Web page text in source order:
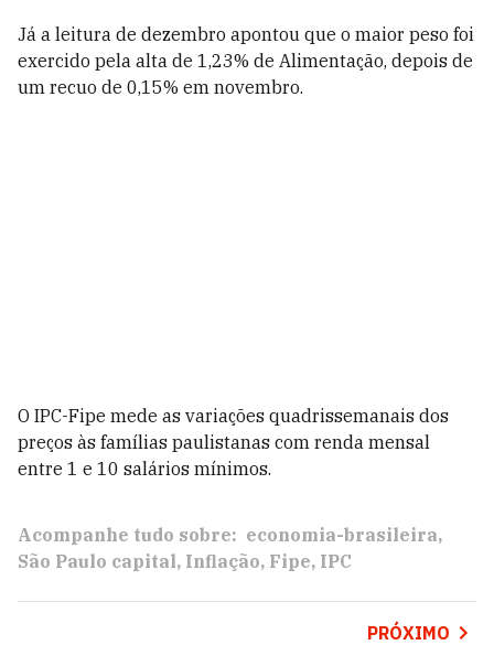
Já a leitura de dezembro apontou que o maior peso foi
exercido pela alta de 1,23% de Alimentação, depois de
um recuo de 0,15% em novembro.
O IPC-Fipe mede as variações quadrissemanais dos
preços às famílias paulistanas com renda mensal
entre 1 e 10 salários mínimos.
Acompanhe tudo sobre: economia-brasileira
São Paulo capital Inflação Fipe IPC
PRÓXIMO